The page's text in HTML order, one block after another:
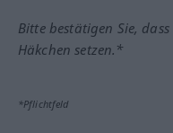
Bitte bestätigen Sie,
Häkchen setzen.*
*Pflichtfeld